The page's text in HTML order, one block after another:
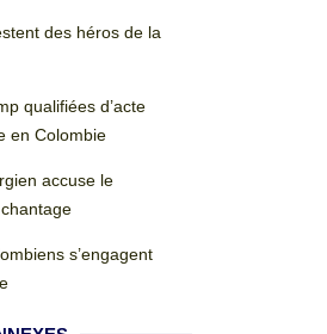
des héros de la
qualifiées d’acte
en Colombie
accuse le
s’engagent